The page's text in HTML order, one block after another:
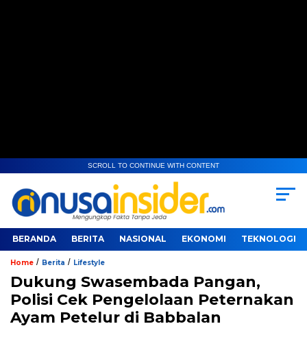
SCROLL TO CONTINUE WITH CONTENT
BERANDA BERITA NASIONAL EKONOMI TEKNOLOGI
Home / Berita / Lifestyle
Dukung Swasembada Pangan,
Polisi Cek Pengelolaan Peternakan
Ayam Petelur di Babbalan